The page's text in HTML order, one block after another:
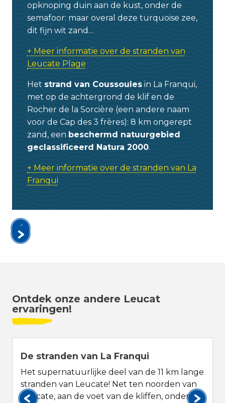
opknoping duin aan de kust, onder de
semafoor: maar overal deze turquoise zee,
dit fijn wit zand…
+ Meer informatie over de stranden van
Leucate Plage
Het strand van Coussoules in La Franqui,
met op de achtergrond de klif en de
Rocher de la Sorcière (een andere naam
voor de Cap des 3 frères): 8 km ongerept
zand, een beschermd natuurgebied
geclassificeerd Natura 2000.
+ Meer informatie over de stranden van La
Franqui
Ontdek onze andere Leucat
ervaringen!
De stranden van La Franqui
Het supernatuurlijke deel van de 11 km lange
stranden van Leucate! Net ten noorden van
Leucate, aan de voet van de kliffen, onder de